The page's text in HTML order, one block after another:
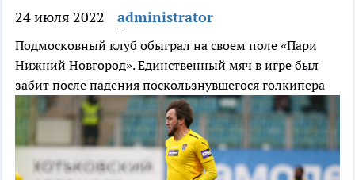
24 июля 2022 administrator
Подмосковный клуб обыграл на своем поле «Пари
Нижний Новгород». Единственный мяч в игре был
забит после падения поскользнувшегося голкипера